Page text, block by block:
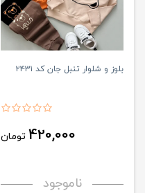
بلوز و شلوار تنبل جان کد ۲۴۳۱
420,000 تومان
ناموجود